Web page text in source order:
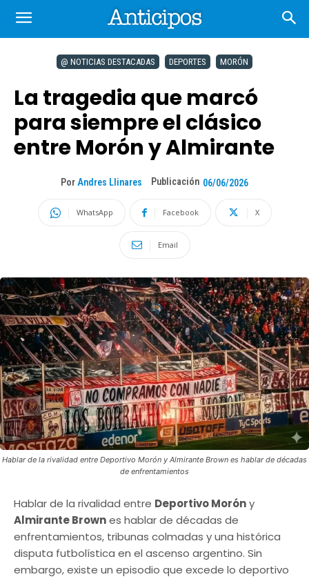
@ NOTICIAS DESTACADAS DEPORTES MORÓN
La tragedia que marcó
para siempre el clásico
entre Morón y Almirante
Por Andres Llinares Publicación 06/06/2026
WhatsApp Facebook X
Email
Hablar de la rivalidad entre Deportivo Morón y Almirante Brown es hablar de décadas
de enfrentamientos
Hablar de la rivalidad entre Deportivo Moróny
Almirante Brownes hablar de décadas de
enfrentamientos, tribunas colmadas y una histórica
disputa futbolística en el ascenso argentino. Sin
embargo, existe un episodio que excede lo deportivo